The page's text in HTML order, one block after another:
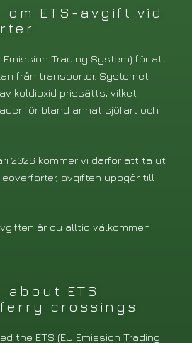
ETS-avgift vid
Emission Trading System) för att
från transporter. Systemet
koldioxid prissätts, vilket
för bland annat sjöfart och
2026 kommer vi därför att ta ut
avgiften uppgår till
är du alltid välkommen
ETS
crossings
the ETS (EU Emission Trading